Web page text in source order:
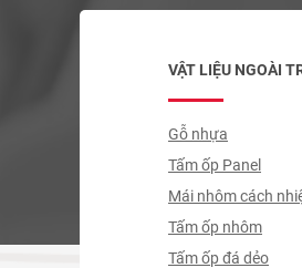
VẬT LIỆU NGOÀI
Gỗ nhựa
Tấm ốp Panel
Mái nhôm cách
Tấm ốp nhôm
Tấm ốp đá dẻo